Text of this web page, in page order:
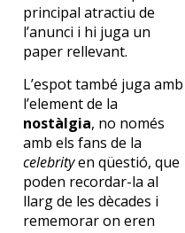
principal atractiu de
l’anunci i hi juga un
paper rellevant.
L’espot també juga amb
l’element de la
nostàlgia, no només
amb els fans de la
celebrityen qüestió, que
poden recordar-la al
llarg de les dècades i
rememorar on eren